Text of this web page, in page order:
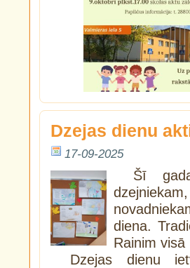
Dzejas dienu
17-09-2025
Šī
diena.
Rainim
Dzejas dienu